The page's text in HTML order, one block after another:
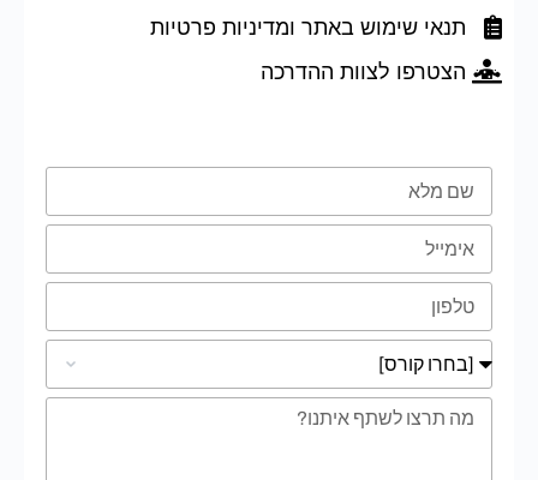
תנאי שימוש באתר ומדיניות פרטיות
הצטרפו לצוות ההדרכה